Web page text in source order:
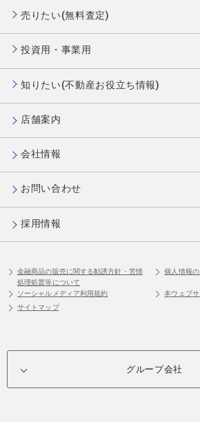
売りたい(無料査定)
投資用・事業用
知りたい(不動産お役立ち情報)
店舗案内
会社情報
お問い合わせ
採用情報
金融商品の販売に関する勧誘方針・苦情
処理処置等について
個人情報
ソーシャルメディア利用規約
本ウェブ
サイトマップ
グループ会社